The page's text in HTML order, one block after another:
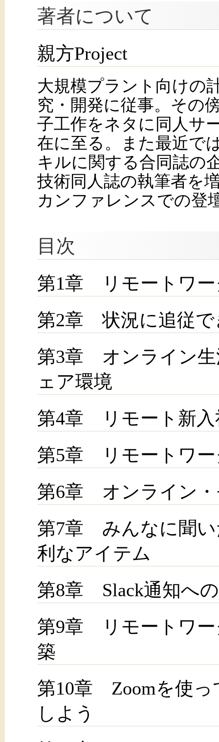
著者について
親方Project
大規模プラント向けの
究・開発に従事。その
子工作をネタに同人サ
在に至る。また最近で
キルに関する合同誌の
技術同人誌の執筆者を
カンファレンスでの登
目次
第1章 リモートワー
第2章 状況に追従で
第3章 オンライン生
ェア環境
第4章 リモート新入
第5章 リモートワー
第6章 オンライン・
第7章 みんなに聞い
利なアイテム
第8章 Slack通知へ
第9章 リモートワー
築
第10章 Zoomを使っ
しよう